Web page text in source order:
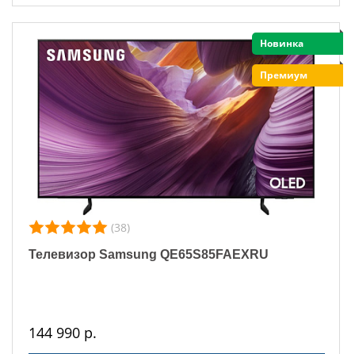
Новинка
Премиум
(38)
Телевизор Samsung QE65S85FAEXRU
144 990 р.